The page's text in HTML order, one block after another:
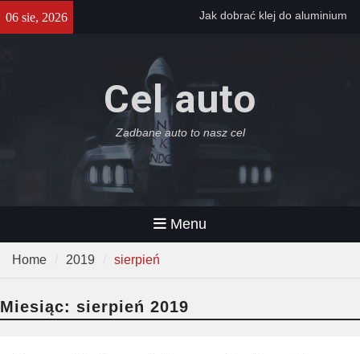
06 sie, 2026
Jak dobrać klej do aluminium
Szczecinie – sprawdź, gdzie
szukać okazji
Jazda sportowym autem jako
prezent – jak zorganizować
Cel auto
Zadbane auto to nasz cel
Menu
Home 2019 sierpień
Miesiąc: sierpień 2019